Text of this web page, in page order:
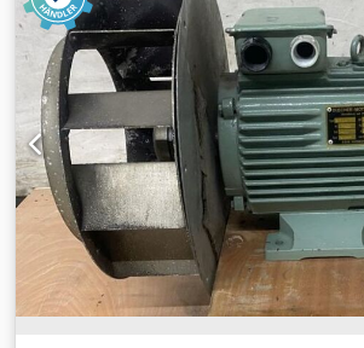
Hersteller: ESTA Apparatebau GmbH &
Spänesog-SB 8151 Cedpfx Aoznibwjk
400 V Leistung (kW): 2,2 kW Stromstärke
Frequenz (Hz): 50 Hz Schutzart: IP 54
spritzwassergeschützt) Weitere Artikel -
gebraucht - finden Sie in unserem Shop!
shipping costs on request!